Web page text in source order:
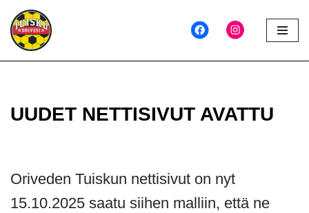
Siirry
suoraan
UUDET NETTISIVUT AVATTU
Oriveden Tuiskun nettisivut on nyt
15.10.2025 saatu siihen malliin, että ne